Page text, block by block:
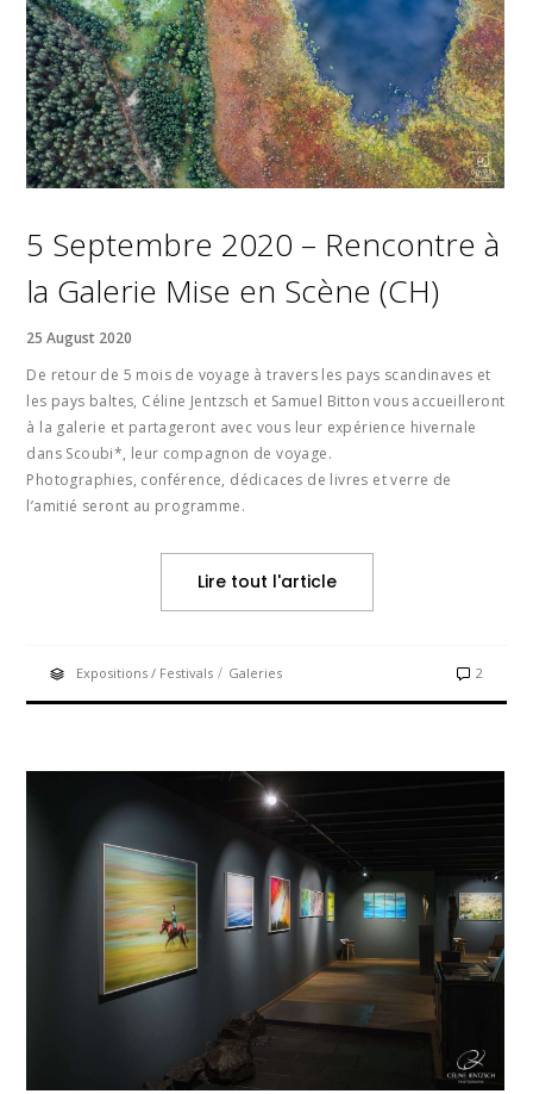
5 Septembre 2020 – Rencontre à
la Galerie Mise en Scène (CH)
25 August 2020
De retour de 5 mois de voyage à travers les pays scandinaves et
les pays baltes, Céline Jentzsch et Samuel Bitton vous accueilleront
à la galerie et partageront avec vous leur expérience hivernale
dans Scoubi*, leur compagnon de voyage.
Photographies, conférence, dédicaces de livres et verre de
l’amitié seront au programme.
Lire tout l'article
Expositions / Festivals / Galeries 2